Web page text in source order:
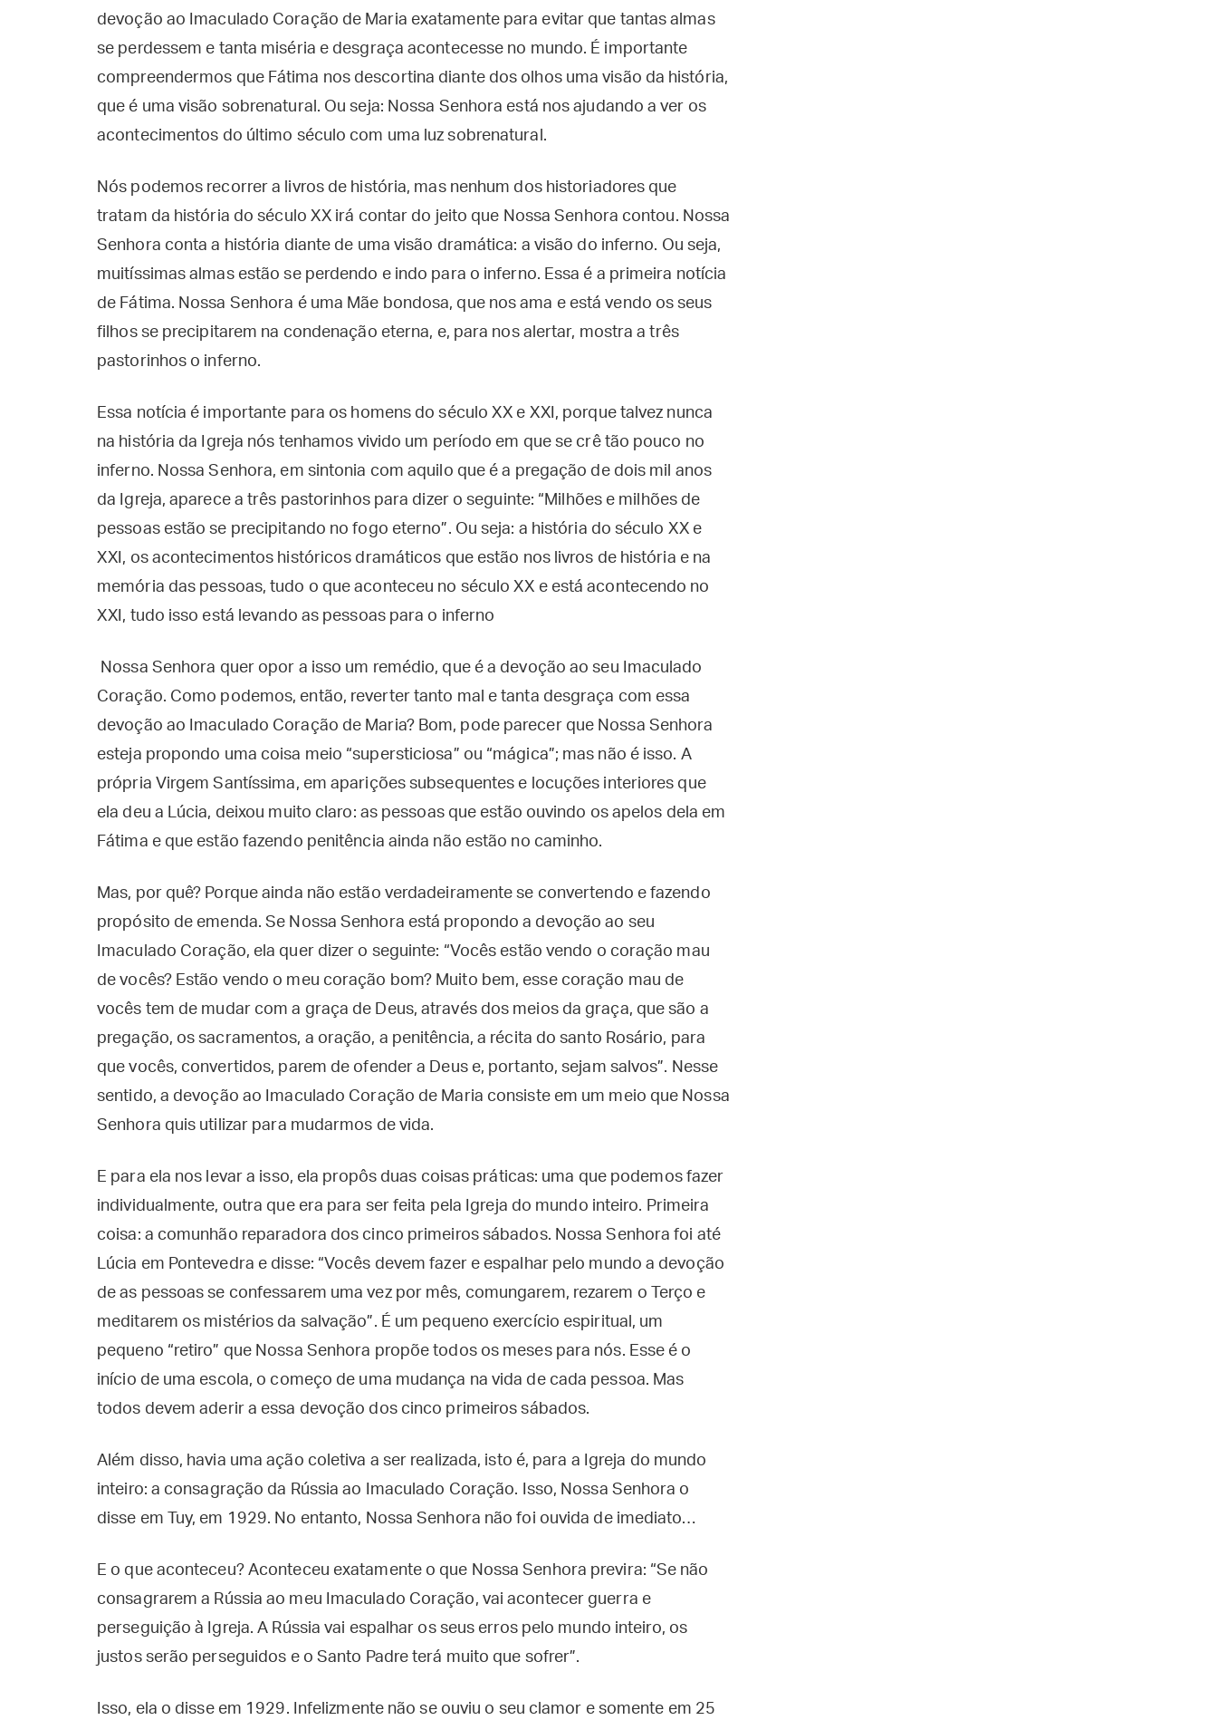
devoção ao Imaculado Coração de Maria exatamente para evitar que tantas almas
se perdessem e tanta miséria e desgraça acontecesse no mundo. É importante
compreendermos que Fátima nos descortina diante dos olhos uma visão da história,
que é uma visão sobrenatural. Ou seja: Nossa Senhora está nos ajudando a ver os
acontecimentos do último século com uma luz sobrenatural.
Nós podemos recorrer a livros de história, mas nenhum dos historiadores que
tratam da história do século XX irá contar do jeito que Nossa Senhora contou. Nossa
Senhora conta a história diante de uma visão dramática: a visão do inferno. Ou seja,
muitíssimas almas estão se perdendo e indo para o inferno. Essa é a primeira notícia
de Fátima. Nossa Senhora é uma Mãe bondosa, que nos ama e está vendo os seus
filhos se precipitarem na condenação eterna, e, para nos alertar, mostra a três
pastorinhos o inferno.
Essa notícia é importante para os homens do século XX e XXI, porque talvez nunca
na história da Igreja nós tenhamos vivido um período em que se crê tão pouco no
inferno. Nossa Senhora, em sintonia com aquilo que é a pregação de dois mil anos
da Igreja, aparece a três pastorinhos para dizer o seguinte: “Milhões e milhões de
pessoas estão se precipitando no fogo eterno”. Ou seja: a história do século XX e
XXI, os acontecimentos históricos dramáticos que estão nos livros de história e na
memória das pessoas, tudo o que aconteceu no século XX e está acontecendo no
XXI, tudo isso está levando as pessoas para o inferno
Nossa Senhora quer opor a isso um remédio, que é a devoção ao seu Imaculado
Coração. Como podemos, então, reverter tanto mal e tanta desgraça com essa
devoção ao Imaculado Coração de Maria? Bom, pode parecer que Nossa Senhora
esteja propondo uma coisa meio “supersticiosa” ou “mágica”; mas não é isso. A
própria Virgem Santíssima, em aparições subsequentes e locuções interiores que
ela deu a Lúcia, deixou muito claro: as pessoas que estão ouvindo os apelos dela em
Fátima e que estão fazendo penitência ainda não estão no caminho.
Mas, por quê? Porque ainda não estão verdadeiramente se convertendo e fazendo
propósito de emenda. Se Nossa Senhora está propondo a devoção ao seu
Imaculado Coração, ela quer dizer o seguinte: “Vocês estão vendo o coração mau
de vocês? Estão vendo o meu coração bom? Muito bem, esse coração mau de
vocês tem de mudar com a graça de Deus, através dos meios da graça, que são a
pregação, os sacramentos, a oração, a penitência, a récita do santo Rosário, para
que vocês, convertidos, parem de ofender a Deus e, portanto, sejam salvos”. Nesse
sentido, a devoção ao Imaculado Coração de Maria consiste em um meio que Nossa
Senhora quis utilizar para mudarmos de vida.
E para ela nos levar a isso, ela propôs duas coisas práticas: uma que podemos fazer
individualmente, outra que era para ser feita pela Igreja do mundo inteiro. Primeira
coisa: a comunhão reparadora dos cinco primeiros sábados. Nossa Senhora foi até
Lúcia em Pontevedra e disse: “Vocês devem fazer e espalhar pelo mundo a devoção
de as pessoas se confessarem uma vez por mês, comungarem, rezarem o Terço e
meditarem os mistérios da salvação”. É um pequeno exercício espiritual, um
pequeno “retiro” que Nossa Senhora propõe todos os meses para nós. Esse é o
início de uma escola, o começo de uma mudança na vida de cada pessoa. Mas
todos devem aderir a essa devoção dos cinco primeiros sábados.
Além disso, havia uma ação coletiva a ser realizada, isto é, para a Igreja do mundo
inteiro: a consagração da Rússia ao Imaculado Coração. Isso, Nossa Senhora o
disse em Tuy, em 1929. No entanto, Nossa Senhora não foi ouvida de imediato…
E o que aconteceu? Aconteceu exatamente o que Nossa Senhora previra: “Se não
consagrarem a Rússia ao meu Imaculado Coração, vai acontecer guerra e
perseguição à Igreja. A Rússia vai espalhar os seus erros pelo mundo inteiro, os
justos serão perseguidos e o Santo Padre terá muito que sofrer”.
Isso, ela o disse em 1929. Infelizmente não se ouviu o seu clamor e somente em 25